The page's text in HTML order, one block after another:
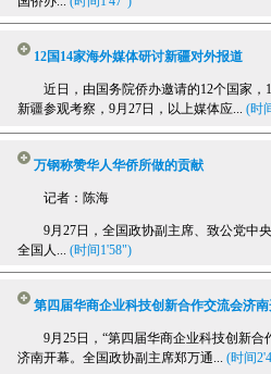
12国14家海外媒体研讨新疆对外报道
近日，由国务院侨办邀请的12个国家，
新疆参观考察，9月27日，以上媒体应... (时
万钢称赞华人华侨所做的贡献
记者：陈海
9月27日，全国政协副主席、致公党中
全国人... (时间1'58")
第四届华商企业科技创新合作交流会济
9月25日，“第四届华商企业科技创新合
济南开幕。全国政协副主席郑万通... (时间